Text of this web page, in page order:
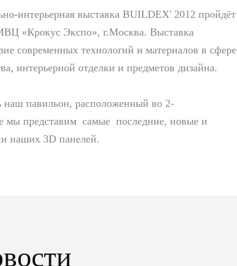
интерьерная выставка BUILDEX' 2012 пройдёт
«Крокус Экспо», г.Москва. Выставка
современных технологий и материалов в сфере
интерьерной отделки и предметов дизайна.
наш павильон, расположенный во 2-
мы представим самые последние, новые и
наших 3D панелей.